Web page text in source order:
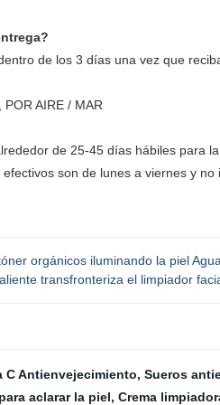
de los 3 días una vez que
POR AIRE / MAR
de 25-45 días hábiles para
son de lunes a viernes y no
orgánicos iluminando la piel
transfronteriza el limpiador
C Antienvejecimiento, Sueros
aclarar la piel, Crema